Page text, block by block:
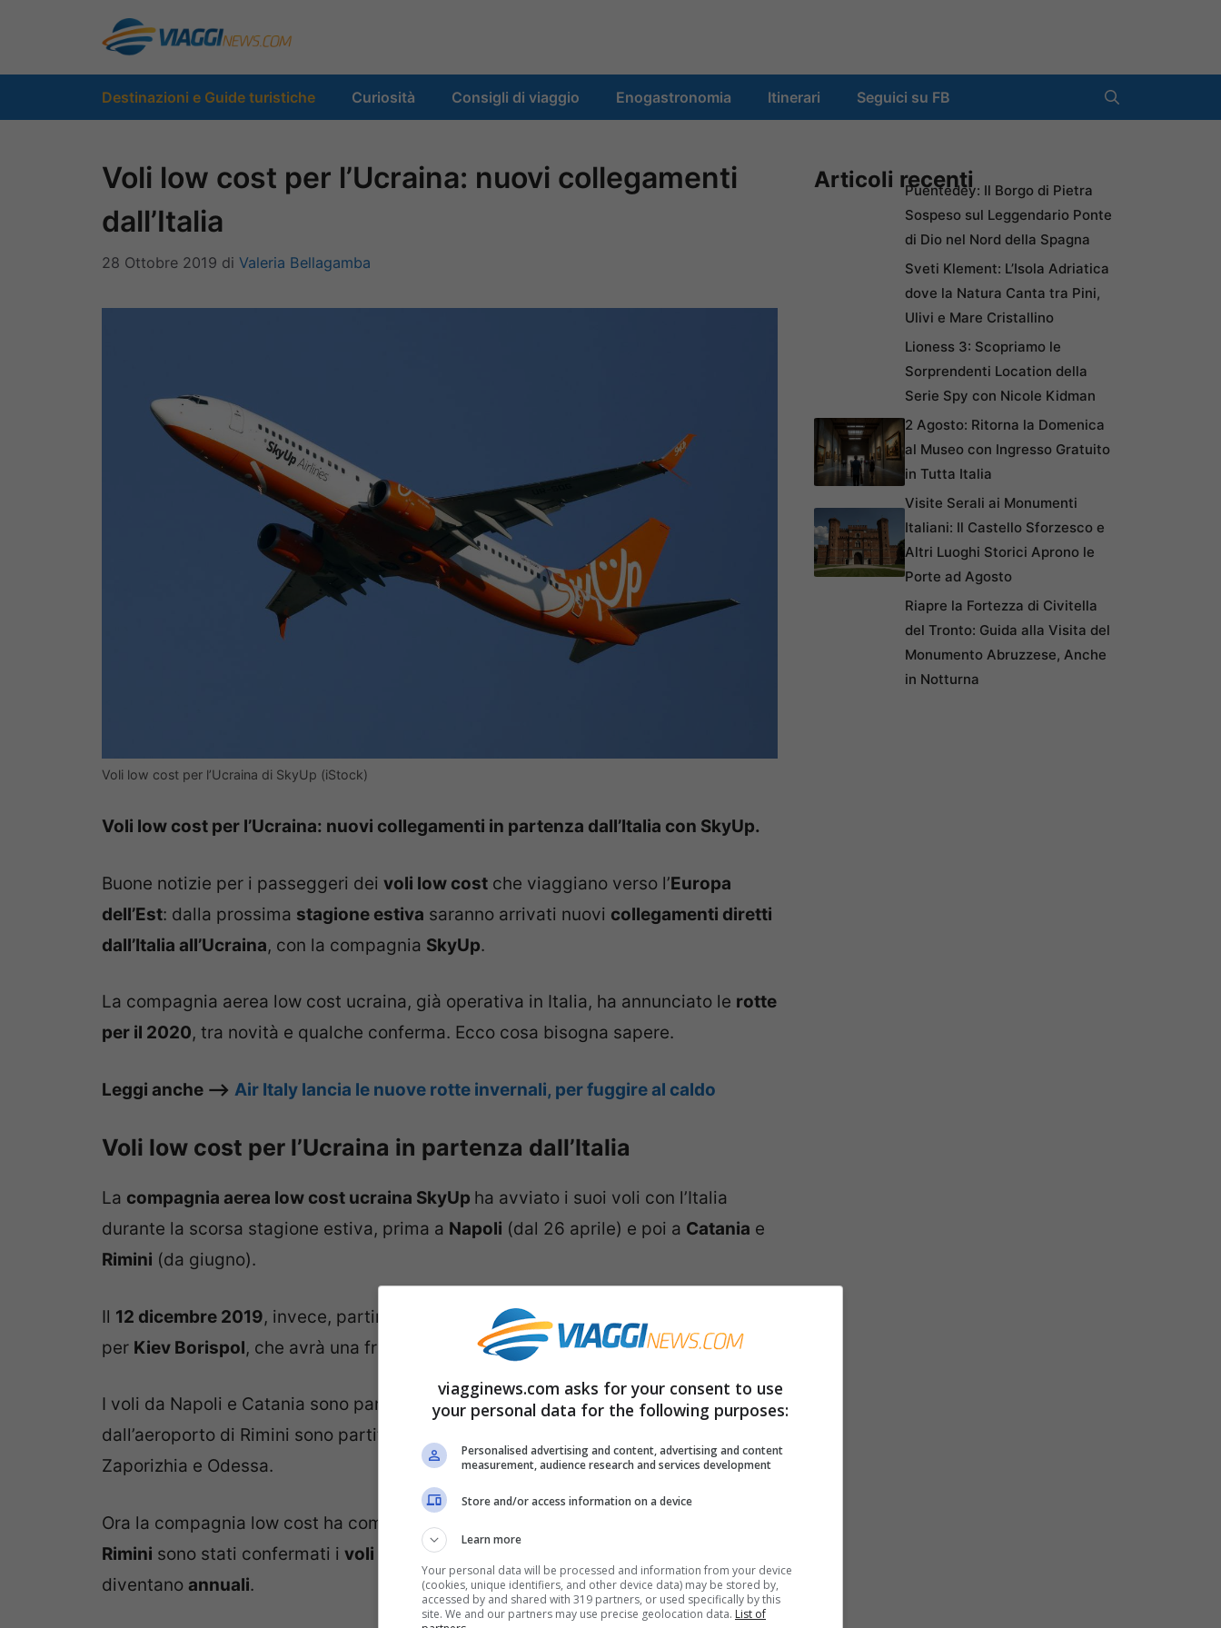
contenuto
Destinazioni e Guide turistiche Curiosità Consigli di viaggio Enogastronomia Itinerari Seguici su FB
Voli low cost per l’Ucraina: nuovi collegamenti
dall’Italia
28 Ottobre 2019 di Valeria Bellagamba
Voli low cost per l’Ucraina di SkyUp (iStock)
Voli low cost per l’Ucraina: nuovi collegamenti in partenza dall’Italia con SkyUp.
Buone notizie per i passeggeri dei voli low cost che viaggiano verso l’Europa
dell’Est: dalla prossima stagione estiva saranno arrivati nuovi collegamenti diretti
dall’Italia all’Ucraina, con la compagnia SkyUp.
La compagnia aerea low cost ucraina, già operativa in Italia, ha annunciato le rotte
per il 2020, tra novità e qualche conferma. Ecco cosa bisogna sapere.
Leggi anche –> Air Italy lancia le nuove rotte invernali, per fuggire al caldo
Voli low cost per l’Ucraina in partenza dall’Italia
La compagnia aerea low cost ucraina SkyUp ha avviato i suoi voli con l’Italia
durante la scorsa stagione estiva, prima a Napoli (dal 26 aprile) e poi a Catania e
Rimini (da giugno).
Il 12 dicembre 2019, invece, partirà dall’aeroporto diTorino Caselle
per Kiev Borispol, che avrà una frequenza bisettimanale: il giovedì e la domenica.
I voli da Napoli e Catania sono partiti per lo scalo diKiev Zhulyani. Mentre
dall’aeroporto di Rimini sono partiti la scorsa estate voli per Kiev, Leopoli, Kharkiv,
Zaporizhia e Odessa.
Ora la compagnia low cost ha comunicato i
Rimini sono stati confermati i voli stagionali per l’estate
diventano annuali.
Articoli recentiPuentedey: Il Borgo di Pietra
Sospeso sul Leggendario Ponte
di Dio nel Nord della Spagna
Sveti Klement: L’Isola Adriatica
dove la Natura Canta tra Pini,
Ulivi e Mare Cristallino
Lioness 3: Scopriamo le
Sorprendenti Location della
Serie Spy con Nicole Kidman
2 Agosto: Ritorna la Domenica
al Museo con Ingresso Gratuito
in Tutta Italia
Visite Serali ai Monumenti
Italiani: Il Castello Sforzesco e
Altri Luoghi Storici Aprono le
Porte ad Agosto
Riapre la Fortezza di Civitella
del Tronto: Guida alla Visita del
Monumento Abruzzese, Anche
in Notturna
viagginews.com asks for your consent to use
your personal data for the following purposes:
Personalised advertising and content, advertising and content
measurement, audience research and services development
Store and/or access information on a device
Learn more
Your personal data will be processed and information from your device
(cookies, unique identifiers, and other device data) may be stored by,
accessed by and shared with 319 partners, or used specifically by this
site. We and our partners may use precise geolocation data. List of